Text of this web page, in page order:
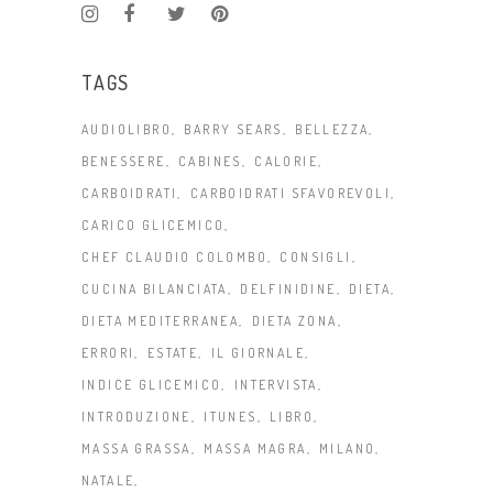
TAGS
AUDIOLIBRO BARRY SEARS
BELLEZZA
BENESSERE
CABINES
CALORIE
CARBOIDRATI
CARBOIDRATI SFAVOREVOLI
CARICO GLICEMICO
CHEF CLAUDIO COLOMBO
CONSIGLI
CUCINA BILANCIATA
DELFINIDINE
DIETA
DIETA MEDITERRANEA
DIETA ZONA
ERRORI
ESTATE
IL GIORNALE
INDICE GLICEMICO
INTERVISTA
INTRODUZIONE
ITUNES
LIBRO
MASSA GRASSA
MASSA MAGRA
MILANO
NATALE